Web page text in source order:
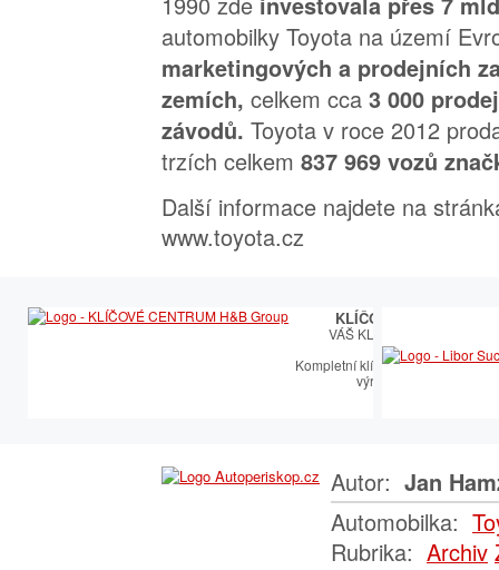
automobilky Toyota na území
marketingových a prodejních
zemích, celkem cca 3 000
závodů. Toyota v roce 2012
trzích celkem 837 969 vozů
Další informace najdete na
www.toyota.cz
KLÍČOVÉ CENTRUM
VÁŠ KLÍČOVÝ PARTNER
Kompletní klíčařský sortiment
výroby autoklíčů
Autor: Jan
Automobilka:
Rubrika: Archiv